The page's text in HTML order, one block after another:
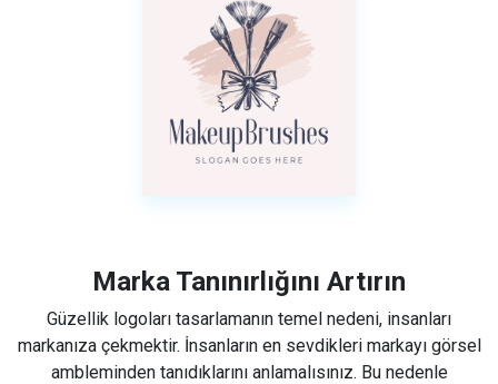
Marka Tanınırlığını Artırın
Güzellik logoları tasarlamanın temel nedeni, insanları
markanıza çekmektir. İnsanların en sevdikleri markayı görsel
ambleminden tanıdıklarını anlamalısınız. Bu nedenle